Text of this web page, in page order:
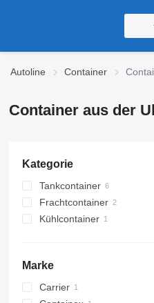
Autoline Container
Container aus der
Kategorie
Tankcontainer
Tankcontainer - 20 Fuß
Tankcontainer - 30 Fuß
Frachtcontainer
Container - 40 Fuß
Kühlcontainer
Marke
Carrier